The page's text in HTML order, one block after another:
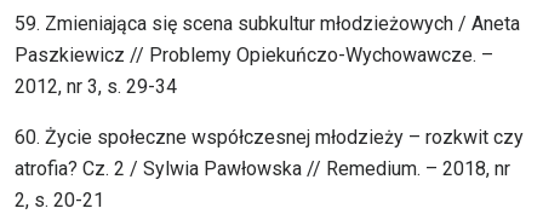
59. Zmieniająca się scena subkultur młodzieżowych / Aneta
Paszkiewicz // Problemy Opiekuńczo-Wychowawcze. –
2012, nr 3, s. 29-34
60. Życie społeczne współczesnej młodzieży – rozkwit czy
atrofia? Cz. 2 / Sylwia Pawłowska // Remedium. – 2018, nr
2, s. 20-21